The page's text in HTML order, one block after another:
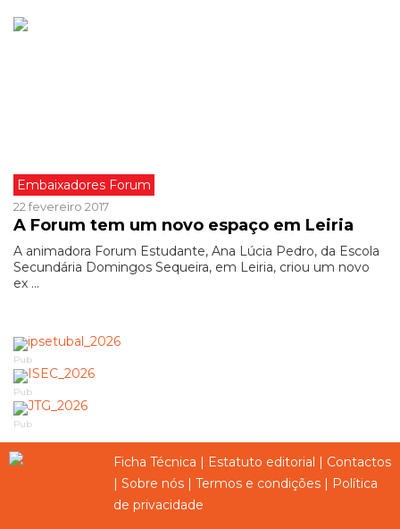
Embaixadores Forum
22 fevereiro 2017
A Forum tem um novo espaço em Leiria
A animadora Forum Estudante, Ana Lúcia Pedro, da Escola
Secundária Domingos Sequeira, em Leiria, criou um novo
ex ...
Pub
Pub
Pub
Ficha Técnica | Estatuto editorial | Contactos
| Sobre nós | Termos e condições | Política
de privacidade